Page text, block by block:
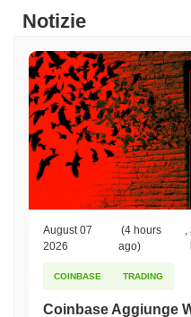
Notizie
August 07
2026
(4 hours
ago)
,
COINBASE TRADING
Coinbase Aggiunge